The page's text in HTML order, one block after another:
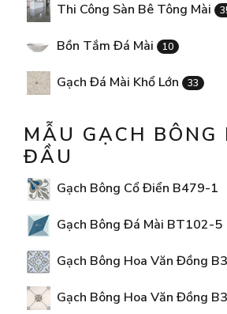
Thi Công Sàn Bê Tông Mài
Bồn Tắm Đá Mài 10
Gạch Đá Mài Khổ Lớn 33
MẪU GẠCH BÔNG
ĐẦU
Gạch Bông Cổ Điển B479-1
Gạch Bông Đá Mài BT102-5
Gạch Bông Hoa Văn Đồng
Gạch Bông Hoa Văn Đồng